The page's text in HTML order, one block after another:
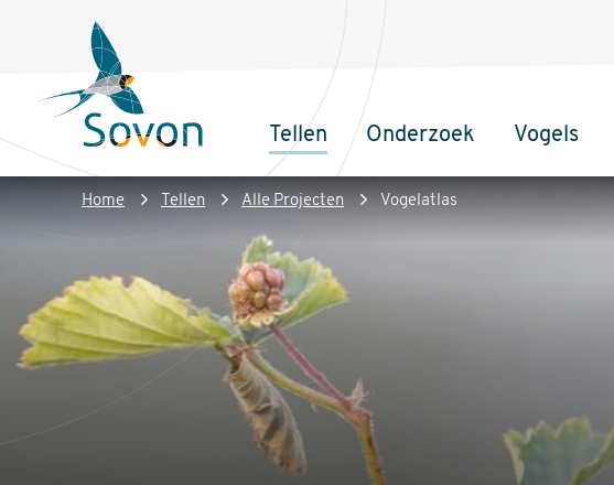
inhoud
Sovon
Homepage
Hoofdnavigatie
Tellen Onderzoek Vogels
Kruimelpad
Home Tellen Alle Projecten Vogelatlas